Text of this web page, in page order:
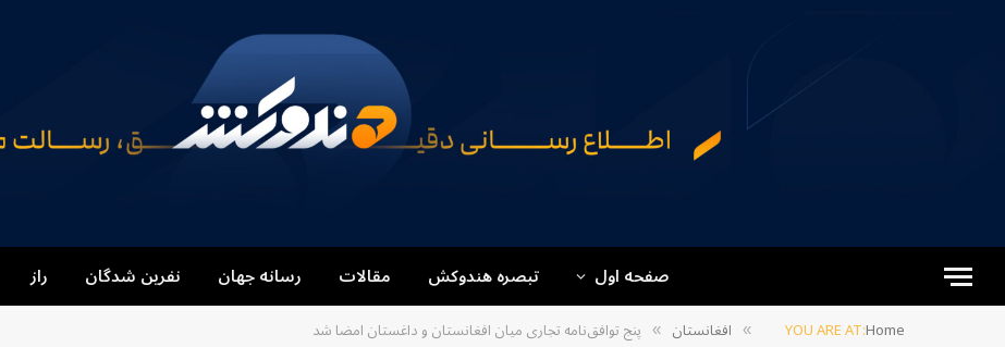
صفحه اول تبصره هندوکش مقالات رسانه جهان نفرین شدگان راز
YOU ARE AT:Home
» افغانستان » پنج توافق‌نامه تجاری میان افغانستان و داغستان امضا شد